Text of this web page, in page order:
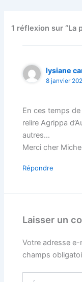
1 réflexion sur “La
lysiane
8 janvier
En ces temps
relire Agrippa
autres…
Merci cher
Répondre
Laisser un
Votre adresse e-
champs